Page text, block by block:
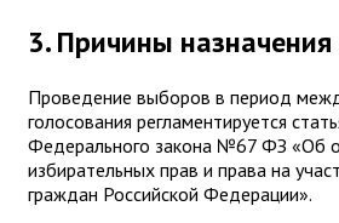
3. Причины
Проведение выборов в период
голосования регламентируется
Федерального закона №67 ФЗ «Об
избирательных прав и права на
граждан Российской Федерации».